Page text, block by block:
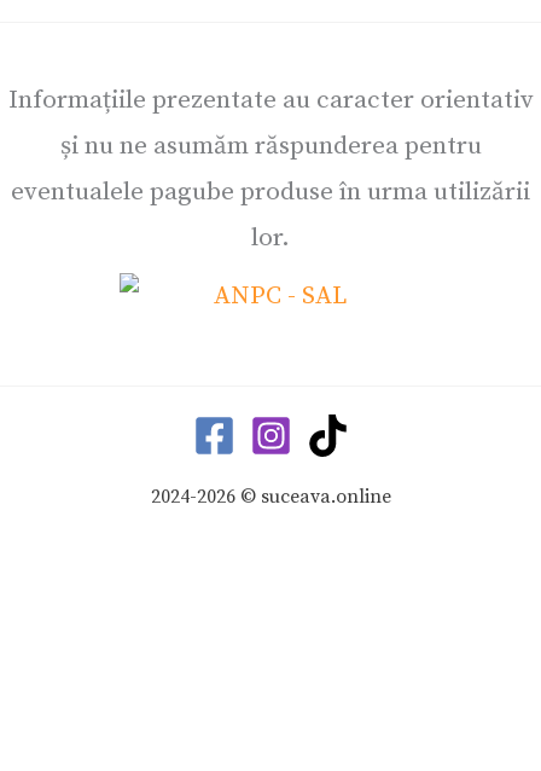
Informațiile prezentate au caracter orientativ
și nu ne asumăm răspunderea pentru
eventualele pagube produse în urma utilizării
lor.
2024-2026 © suceava.online